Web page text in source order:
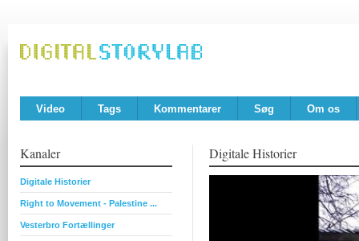
Video Tags Kommentarer Søg Om os
Kanaler
Digitale Historier
Right to Movement - Palestine ...
Vesterbro Fortællinger
Digitale Historier